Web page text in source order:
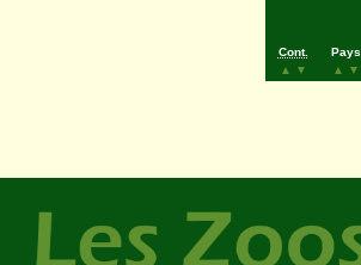
Cont.
▲
▼
Pays
▲
▼